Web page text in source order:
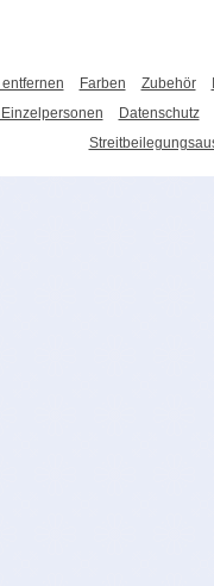
entfernen Farben Zubehör
Datenschutz